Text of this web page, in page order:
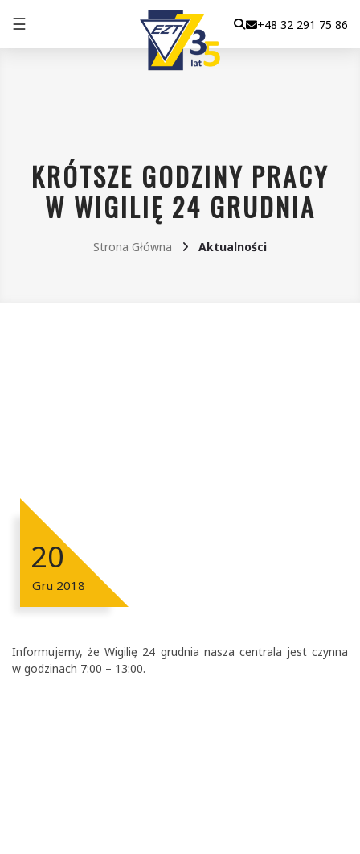
☰ +48 32 291 75 86
KRÓTSZE GODZINY PRACY
W WIGILIĘ 24 GRUDNIA
Strona Główna Aktualności
20
Gru 2018
Informujemy, że Wigilię 24 grudnia nasza centrala jest czynna
w godzinach 7:00 – 13:00.